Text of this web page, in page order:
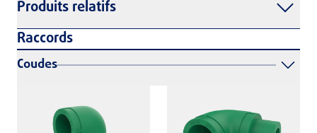
Produits relatifs
Raccords
Coudes